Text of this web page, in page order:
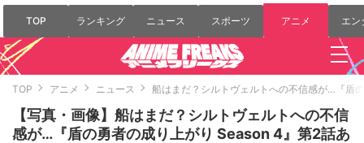
TOP ランキング ニュース スポーツ アニメ エン
TOP アニメ ニュース 船はまだ？シルトヴェルトへの不信感が…『盾
【写真・画像】船はまだ？シルトヴェルトへの不信
感が…『盾の勇者の成り上がり Season 4』第2話あ